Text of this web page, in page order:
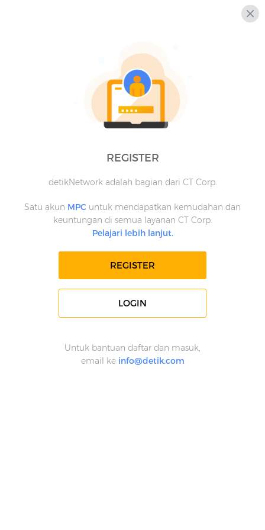
REGISTER
detikNetwork adalah bagian dari CT Corp.
Satu akun MPC untuk mendapatkan kemudahan dan
keuntungan di semua layanan CT Corp.
Pelajari lebih lanjut.
REGISTER
LOGIN
Untuk bantuan daftar dan masuk,
email ke info@detik.com